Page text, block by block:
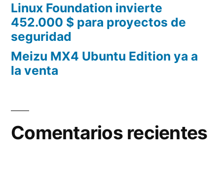
Linux Foundation invierte
452.000 $ para proyectos de
seguridad
Meizu MX4 Ubuntu Edition ya a
la venta
Comentarios recientes